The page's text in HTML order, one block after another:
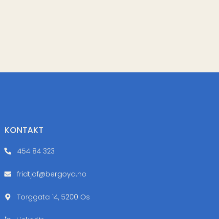
KONTAKT
454 84 323
fridtjof@bergoya.no
Torggata 14, 5200 Os